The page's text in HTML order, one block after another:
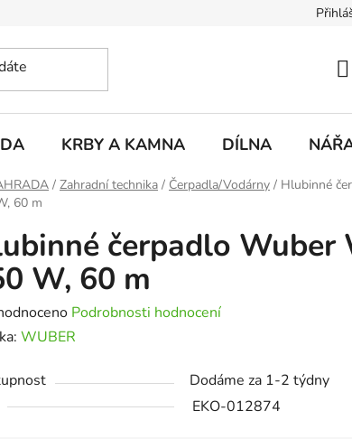
osobních údajů Doprava a platba
KRBY A KAMNA DÍLNA
/ Zahradní technika / Čerpadla/Vodárny / Hlubinné
60 m
čerpadlo Wuber
W, 60 m
Podrobnosti hodnocení
WUBER
Dodáme za 1-2 týdny
EKO-012874